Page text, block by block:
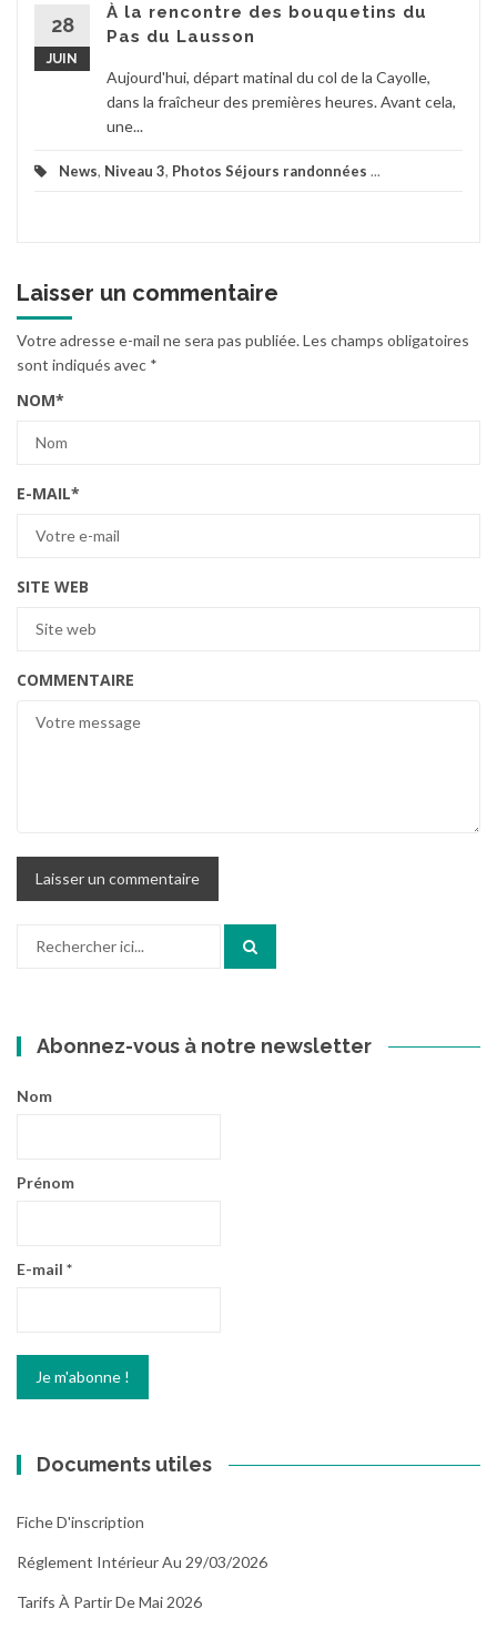
28
JUIN
À la rencontre des bouquetins du
Pas du Lausson
Aujourd'hui, départ matinal du col de la Cayolle,
dans la fraîcheur des premières heures. Avant cela,
une...
News, Niveau 3, Photos Séjours randonnées ...
Laisser un commentaire
Votre adresse e-mail ne sera pas publiée.Les champs obligatoires
sont indiqués avec *
NOM*
E-MAIL*
SITE WEB
COMMENTAIRE
Abonnez-vous à notre newsletter
Nom
Prénom
E-mail *
Documents utiles
Fiche D'inscription
Réglement Intérieur Au 29/03/2026
Tarifs À Partir De Mai 2026